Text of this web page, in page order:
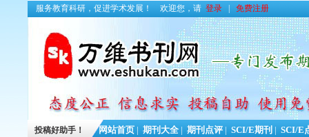
服务教育科研，促进学术发展！ 欢迎您，请 登录 免费注册
投稿好助手！ 网站首页 期刊大全 期刊点评 SCI/E期刊 SCI/E